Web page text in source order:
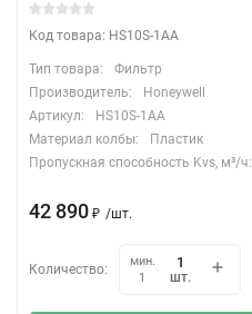
Код товара: HS10S-1AA
Тип товара:
Фильтр
Производитель:
Honeywell
Артикул:
HS10S-1AA
Материал колбы:
Пластик
Пропускная способность Kvs, м³/ч:
42 890 ₽ /шт.
Количество:
мин.
1
шт.